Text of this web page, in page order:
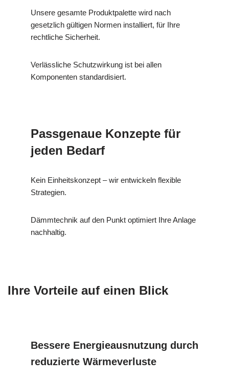
Unsere gesamte Produktpalette wird nach
gesetzlich gültigen Normen installiert, für Ihre
rechtliche Sicherheit.
Verlässliche Schutzwirkung ist bei allen
Komponenten standardisiert.
Passgenaue Konzepte für
jeden Bedarf
Kein Einheitskonzept – wir entwickeln flexible
Strategien.
Dämmtechnik auf den Punkt optimiert Ihre Anlage
nachhaltig.
Ihre Vorteile auf einen Blick
Bessere Energieausnutzung durch
reduzierte Wärmeverluste